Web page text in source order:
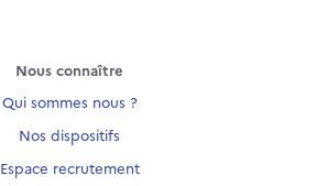
Nous connaître
Qui sommes nous ?
Nos dispositifs
Espace recrutement